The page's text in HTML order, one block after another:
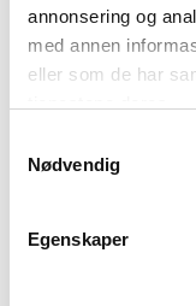
annonsering og
med annen
eller som de har
Nødvendig
Egenskaper
mange års
både ansvar og nye
fram Mosjøen og
Et publikumstrykk i